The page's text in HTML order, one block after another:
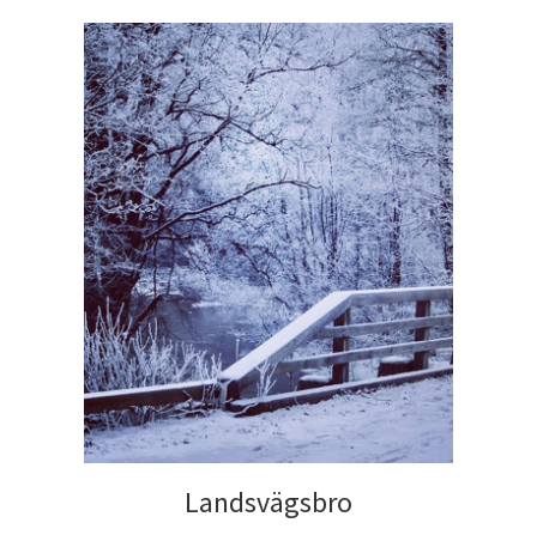
Landsvägsbro